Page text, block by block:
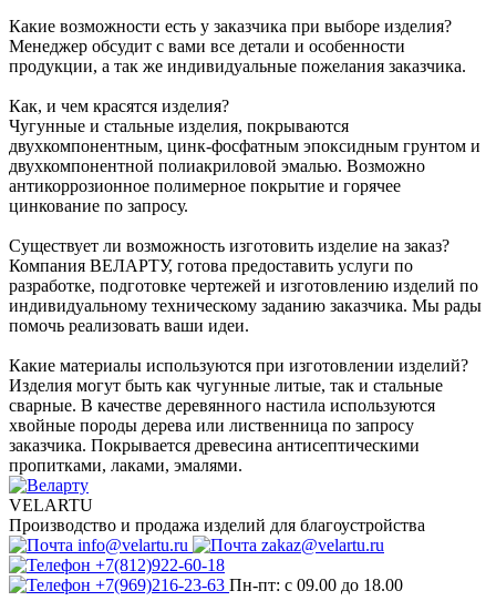
Какие возможности есть у заказчика при выборе изделия?
Менеджер обсудит с вами все детали и особенности
продукции, а так же индивидуальные пожелания заказчика.
Как, и чем красятся изделия?
Чугунные и стальные изделия, покрываются
двухкомпонентным, цинк-фосфатным эпоксидным грунтом и
двухкомпонентной полиакриловой эмалью. Возможно
антикоррозионное полимерное покрытие и горячее
цинкование по запросу.
Существует ли возможность изготовить изделие на заказ?
Компания ВЕЛАРТУ, готова предоставить услуги по
разработке, подготовке чертежей и изготовлению изделий по
индивидуальному техническому заданию заказчика. Мы рады
помочь реализовать ваши идеи.
Какие материалы используются при изготовлении изделий?
Изделия могут быть как чугунные литые, так и стальные
сварные. В качестве деревянного настила используются
хвойные породы дерева или лиственница по запросу
заказчика. Покрывается древесина антисептическими
пропитками, лаками, эмалями.
VELARTU
Производство и продажа изделий для благоустройства
info@velartu.ru
zakaz@velartu.ru
+7(812)922-60-18
+7(969)216-23-63 Пн-пт: с 09.00 до 18.00